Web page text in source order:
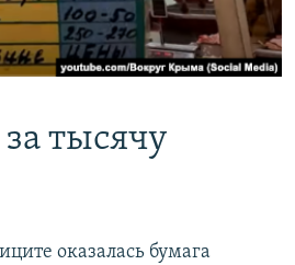
тысячу
оказалась бумага